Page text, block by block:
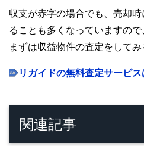
収支が赤字の場合でも、売却
ることも多くなっていますので
まずは収益物件の査定をしてみ
リガイドの無料査定サービス
関連記事